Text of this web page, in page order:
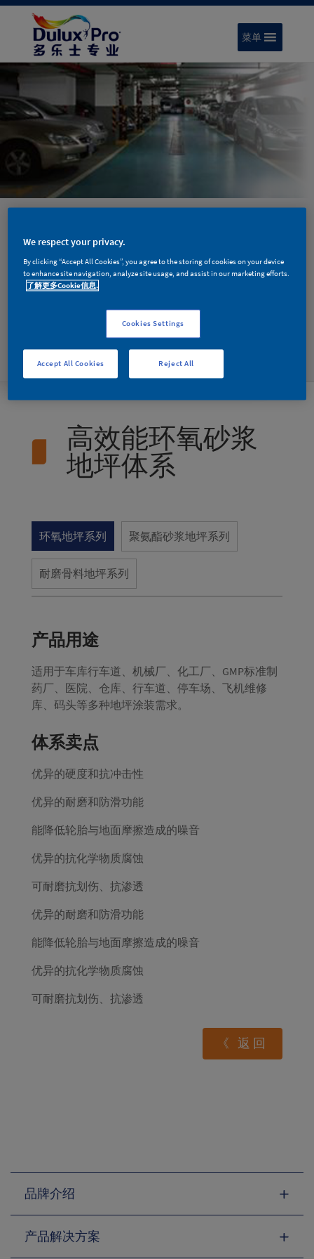
菜单
多乐士专业高效能环氧砂浆地坪体系提供
高硬度表面，具有优异的耐磨、抗冲击性
强度和耐机械磨损、抗化学腐蚀且耐重压
高效能环氧砂浆
地坪体系
环氧地坪系列 聚氨酯砂浆地坪系列
耐磨骨料地坪系列
产品用途
适用于车库行车道、机械厂、化工厂、GMP标准制
药厂、医院、仓库、行车道、停车场、飞机维修
库、码头等多种地坪涂装需求。
体系卖点
优异的硬度和抗冲击性
优异的耐磨和防滑功能
能降低轮胎与地面摩擦造成的噪音
优异的抗化学物质腐蚀
可耐磨抗划伤、抗渗透
优异的耐磨和防滑功能
能降低轮胎与地面摩擦造成的噪音
优异的抗化学物质腐蚀
可耐磨抗划伤、抗渗透
《 返回
品牌介绍
产品解决方案
We respect your privacy.
By clicking “Accept All Cookies”, you agree to the storing of cookies on your device
to enhance site navigation, analyze site usage, and assist in our marketing efforts.
了解更多Cookie信息.
Cookies Settings
Reject All
Accept All Cookies